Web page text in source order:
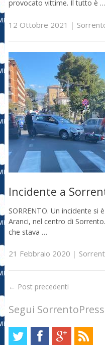
provocato vittime. Il tutto è …
12 Ottobre 2021 |
Incidente a
SORRENTO. Un incidente
Aranci, nel centro di
che stava …
21 Febbraio 2020 |
← Post precedenti
Segui SorrentoPress